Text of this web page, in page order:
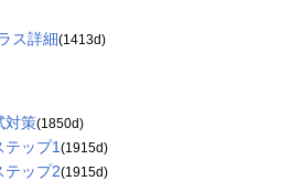
ス詳細(1413d)
対策(1850d)
ップ1 (1915d)
テップ2(1915d)